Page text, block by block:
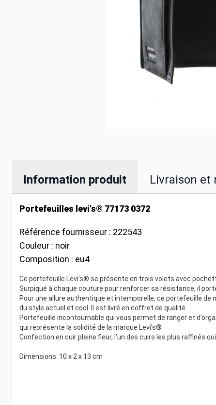
Information produit Livraison et
Portefeuilles levi's® 77173 0372
Référence fournisseur : 222543
Couleur : noir
Composition : eu4
Ce portefeuille Levi's® se présente en trois volets avec
Surpiqué à chaque couture pour renforcer sa résistance, il
Pour une allure authentique et intemporelle, ce portefeuille
du style actuel et cool. Il est livré en coffret de qualité.
Portefeuille incontournable qui vous permet de ranger et
qui représente la solidité de la marque Levi's®
Confection en cuir pleine fleur, l’un des cuirs les plus raffinés
Dimensions: 10 x 2 x 13 cm